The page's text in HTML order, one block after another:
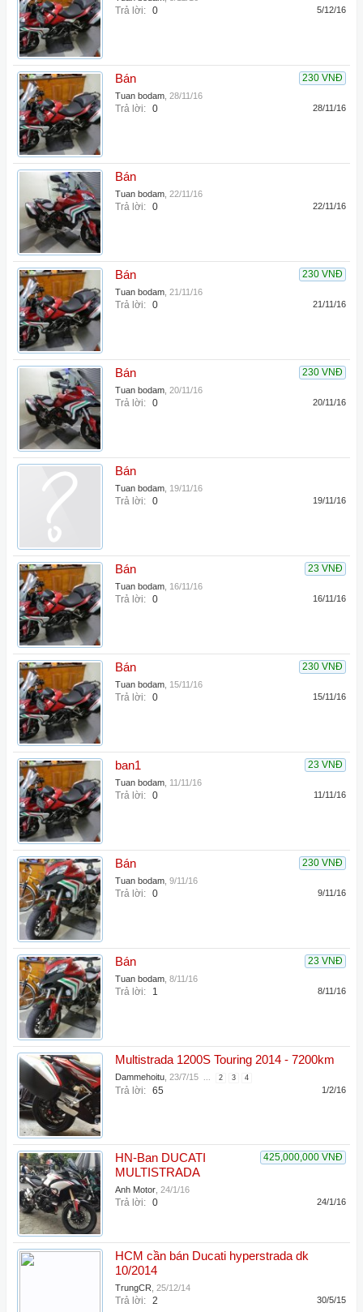
Trả lời: 0 5/12/16
230 VNĐ
Bán
Tuan bodam 28/11/16
Trả lời: 0 28/11/16
Bán
Tuan bodam 22/11/16
Trả lời: 0 22/11/16
230 VNĐ
Bán
Tuan bodam 21/11/16
Trả lời: 0 21/11/16
230 VNĐ
Bán
Tuan bodam 20/11/16
Trả lời: 0 20/11/16
Bán
Tuan bodam 19/11/16
Trả lời: 0 19/11/16
23 VNĐ
Bán
Tuan bodam 16/11/16
Trả lời: 0 16/11/16
230 VNĐ
Bán
Tuan bodam 15/11/16
Trả lời: 0 15/11/16
23 VNĐ
ban1
Tuan bodam 11/11/16
Trả lời: 0 11/11/16
230 VNĐ
Bán
Tuan bodam 9/11/16
Trả lời: 0 9/11/16
23 VNĐ
Bán
Tuan bodam 8/11/16
Trả lời: 1 8/11/16
Multistrada 1200S Touring 2014 - 7200km
Dammehoitu 23/7/15 ... 2 3 4
Trả lời: 65 1/2/16
425,000,000 VNĐ
HN-Ban DUCATI
MULTISTRADA
Anh Motor 24/1/16
Trả lời: 0 24/1/16
HCM cần bán Ducati hyperstrada dk
10/2014
TrungCR 25/12/14
Trả lời: 2 30/5/15